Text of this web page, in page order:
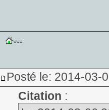
Posté le: 2014-03-
Citation :